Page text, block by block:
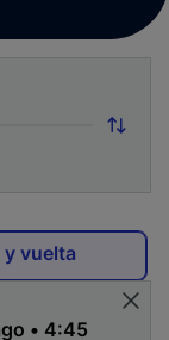
y vuelta